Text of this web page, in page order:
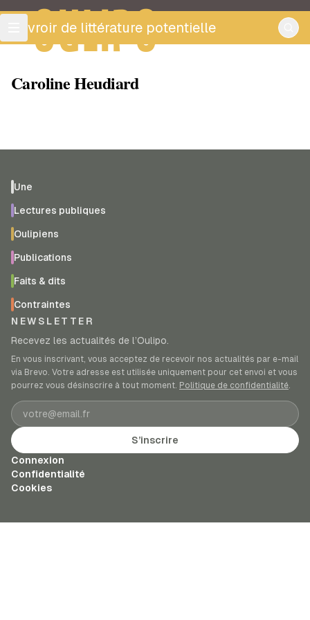
OULIPO
ouvroir de littérature potentielle
Caroline Heudiard
Une
Lectures publiques
Oulipiens
Publications
Faits & dits
Contraintes
NEWSLETTER
Recevez les actualités de l’Oulipo.
En vous inscrivant, vous acceptez de recevoir nos actualités par e-mail
via Brevo. Votre adresse est utilisée uniquement pour cet envoi et vous
pourrez vous désinscrire à tout moment. Politique de confidentialité.
Adresse e-mail
S’inscrire
Connexion
Confidentialité
Cookies